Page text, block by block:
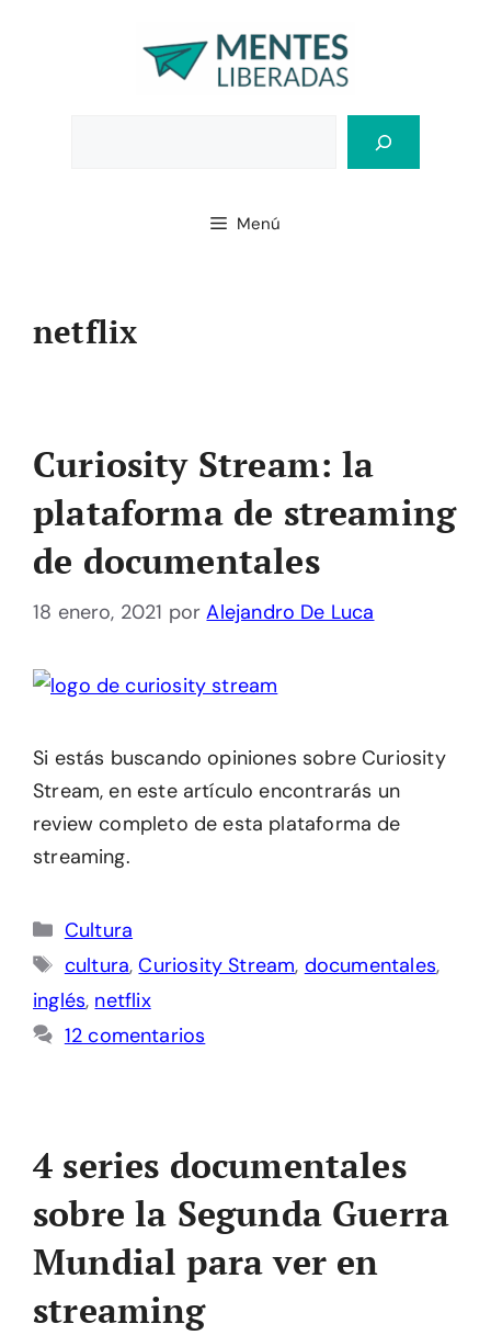
Menú
netflix
Curiosity Stream: la
plataforma de streaming
de documentales
18 enero, 2021 porAlejandro De Luca
Si estás buscando opiniones sobre Curiosity
Stream, en este artículo encontrarás un
review completo de esta plataforma de
streaming.
Categorías
Cultura
Etiquetas
cultura,Curiosity Stream, documentales,
inglés, netflix
12 comentarios
4 series documentales
sobre la Segunda Guerra
Mundial para ver en
streaming